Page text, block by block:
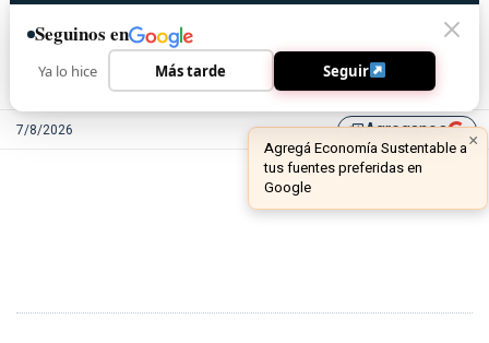
7/8/2026 library_addAgreganos
Seguinos en
Ya lo hice Más tarde Seguir